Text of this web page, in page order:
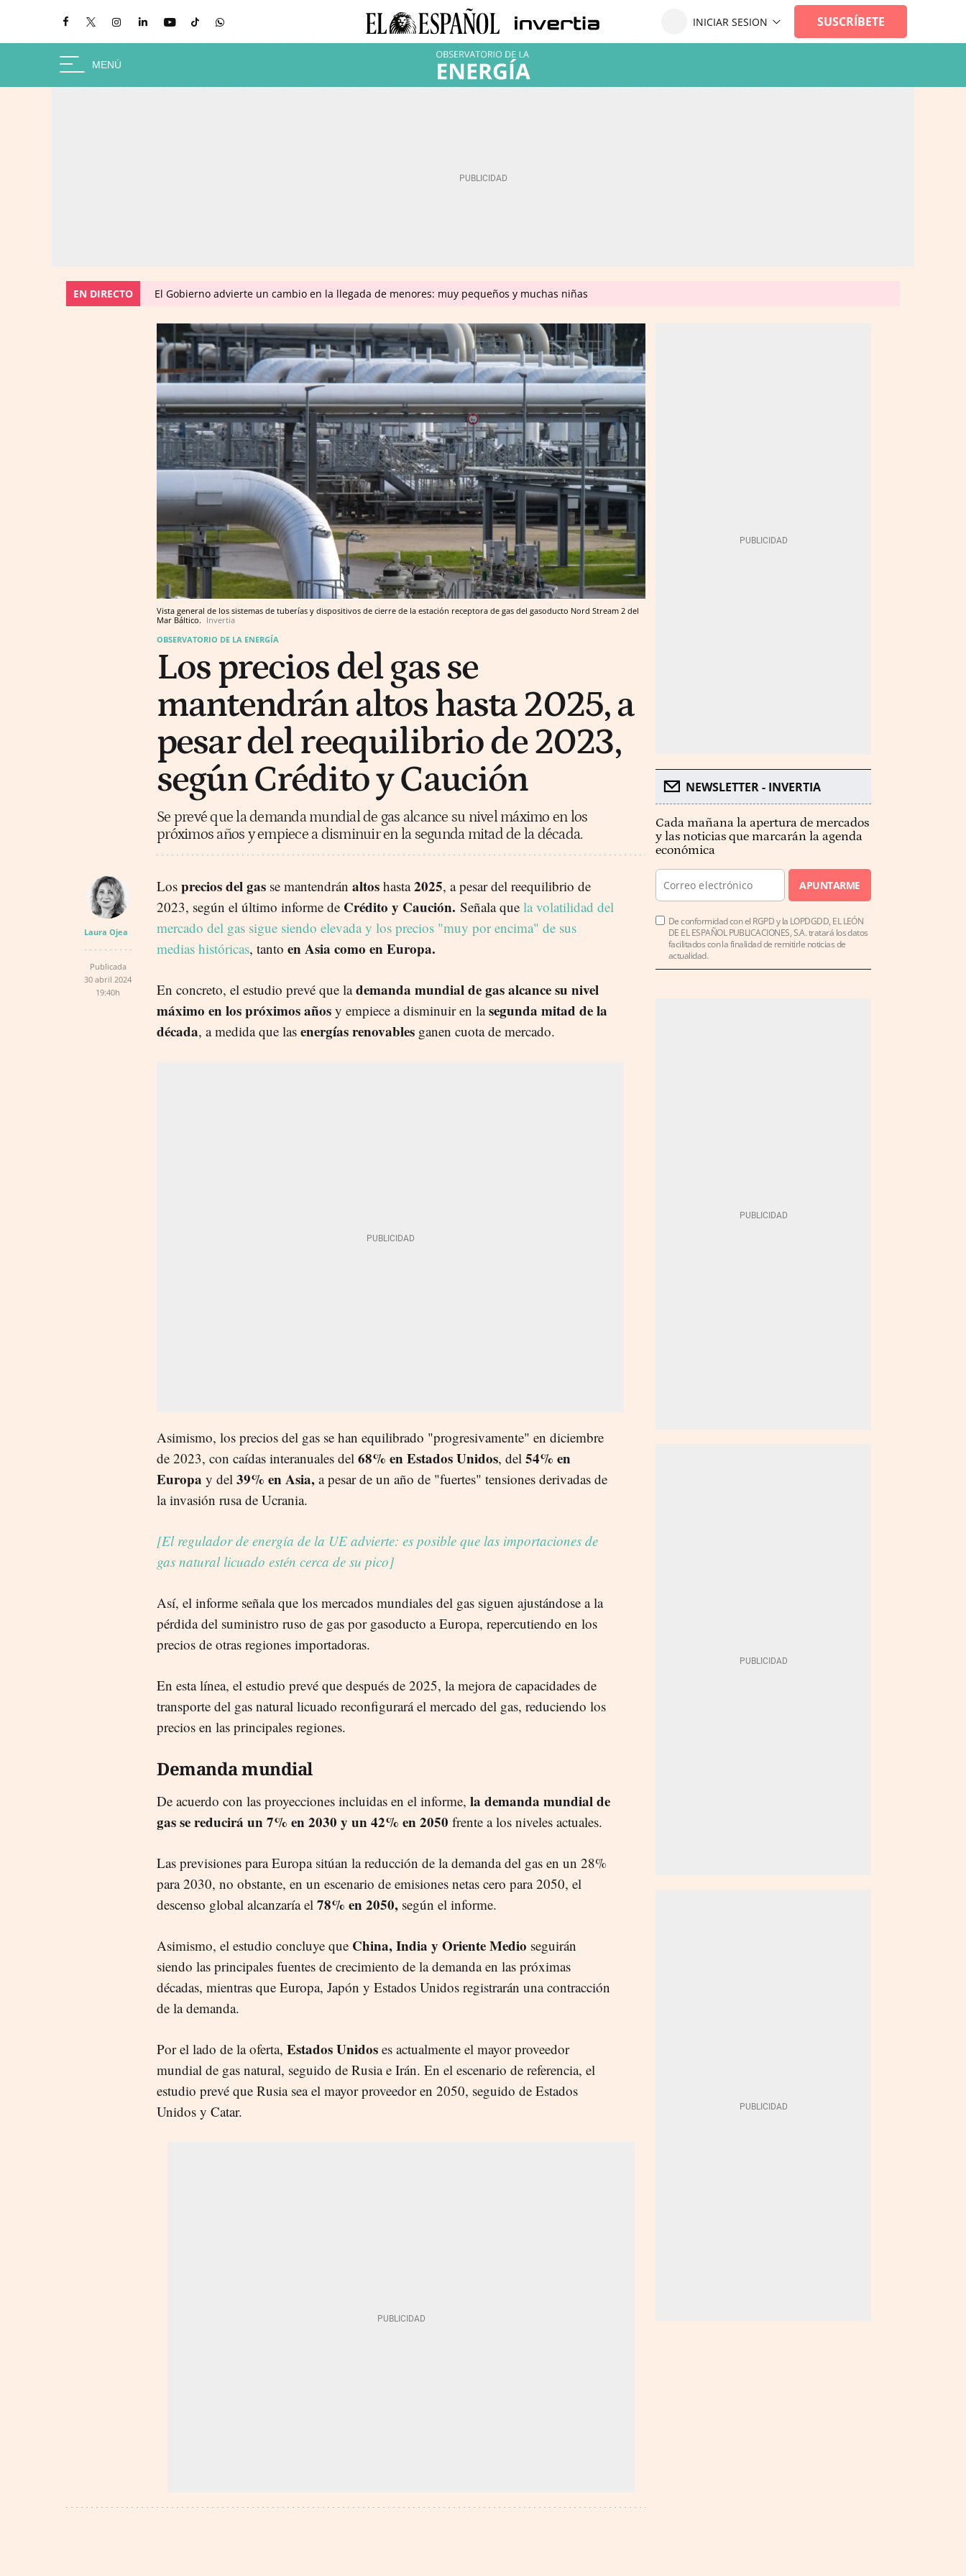
EN DIRECTO El Gobierno advierte un cambio en la llegada de menores: muy pequeños y muchas niñas
Vista general de los sistemas de tuberías y dispositivos de cierre de la estación receptora de gas del gasoducto Nord Stream 2 del
Mar Báltico. Invertia
OBSERVATORIO DE LA ENERGÍA
Los precios del gas se
mantendrán altos hasta 2025, a
pesar del reequilibrio de 2023,
según Crédito y Caución
Se prevé que la demanda mundial de gas alcance su nivel máximo en los
próximos años y empiece a disminuir en la segunda mitad de la década.
Laura Ojea
Publicada
30 abril 2024
19:40h
Los precios del gas se mantendrán altos hasta2025, a pesar del reequilibrio de
2023, según el último informe de Crédito y Caución. Señala que la volatilidad del
mercado del gas sigue siendo elevada y los precios "muy por encima" de sus
medias históricas, tanto en Asia como en Europa.
En concreto, el estudio prevé que lademanda mundial de gas alcance su nivel
máximo en los próximos años y empiece a disminuir en lasegunda mitad de la
década, a medida que las energías renovables ganen cuota de mercado.
Asimismo, los precios del gas se han equilibrado "progresivamente" en diciembre
de 2023, con caídas interanuales del 68% en Estados Unidos, del 54% en
Europa y del 39% en Asia, a pesar de un año de "fuertes" tensiones derivadas de
la invasión rusa de Ucrania.
[El regulador de energía de la UE advierte: es posible que las importaciones de
gas natural licuado estén cerca de su pico]
Así, el informe señala que los mercados mundiales del gas siguen ajustándose a la
pérdida del suministro ruso de gas por gasoducto a Europa, repercutiendo en los
precios de otras regiones importadoras.
En esta línea, el estudio prevé que después de 2025, la mejora de capacidades de
transporte del gas natural licuado reconfigurará el mercado del gas, reduciendo los
precios en las principales regiones.
Demanda mundial
De acuerdo con las proyecciones incluidas en el informe, la demanda mundial de
gas se reducirá un 7% en 2030 y un 42% en 2050 frente a los niveles actuales.
Las previsiones para Europa sitúan la reducción de la demanda del gas en un 28%
para 2030, no obstante, en un escenario de emisiones netas cero para 2050, el
descenso global alcanzaría el 78% en 2050, según el informe.
Asimismo, el estudio concluye que China, India y Oriente Medio seguirán
siendo las principales fuentes de crecimiento de la demanda en las próximas
décadas, mientras que Europa, Japón y Estados Unidos registrarán una contracción
de la demanda.
Por el lado de la oferta, Estados Unidos es actualmente el mayor proveedor
mundial de gas natural, seguido de Rusia e Irán. En el escenario de referencia, el
estudio prevé que Rusia sea el mayor proveedor en 2050, seguido de Estados
Unidos y Catar.
NEWSLETTER - INVERTIA
Cada mañana la apertura de mercados
y las noticias que marcarán la agenda
económica
APUNTARME
De conformidad con el RGPD y la LOPDGDD, EL LEÓN
DE EL ESPAÑOL PUBLICACIONES, S.A. tratará los datos
facilitados con la finalidad de remitirle noticias de
actualidad.